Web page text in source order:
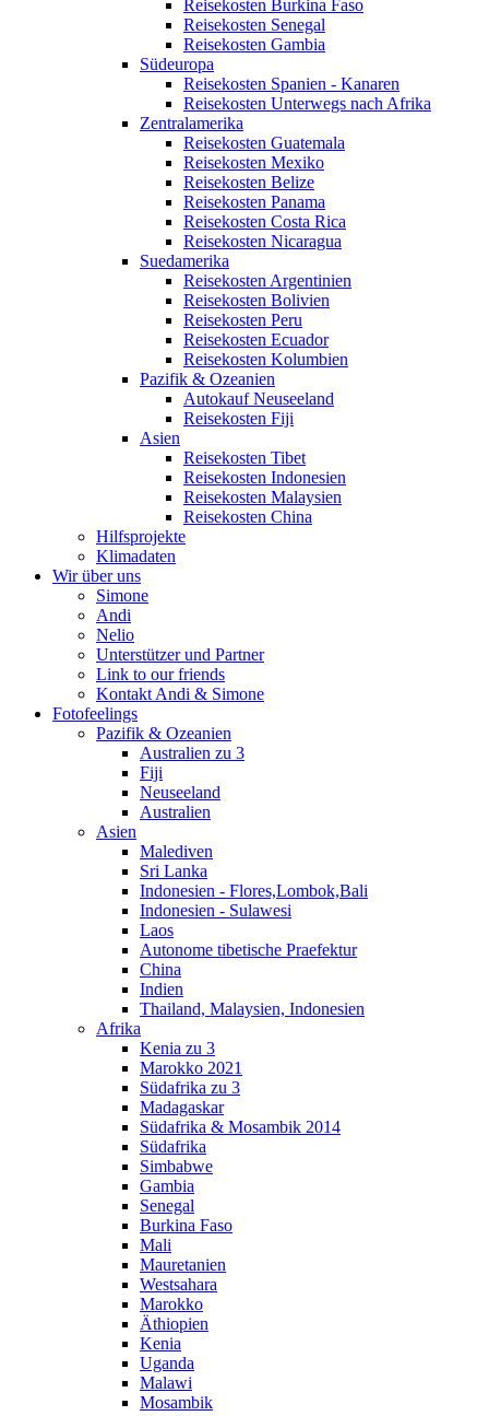
Reisekosten Burkina Faso
Reisekosten Senegal
Reisekosten Gambia
Südeuropa
Reisekosten Spanien - Kanaren
Reisekosten Unterwegs nach Afrika
Zentralamerika
Reisekosten Guatemala
Reisekosten Mexiko
Reisekosten Belize
Reisekosten Panama
Reisekosten Costa Rica
Reisekosten Nicaragua
Suedamerika
Reisekosten Argentinien
Reisekosten Bolivien
Reisekosten Peru
Reisekosten Ecuador
Reisekosten Kolumbien
Pazifik & Ozeanien
Autokauf Neuseeland
Reisekosten Fiji
Asien
Reisekosten Tibet
Reisekosten Indonesien
Reisekosten Malaysien
Reisekosten China
Hilfsprojekte
Klimadaten
Wir über uns
Simone
Andi
Nelio
Unterstützer und Partner
Link to our friends
Kontakt Andi & Simone
Fotofeelings
Pazifik & Ozeanien
Australien zu 3
Fiji
Neuseeland
Australien
Asien
Malediven
Sri Lanka
Indonesien - Flores,Lombok,Bali
Indonesien - Sulawesi
Laos
Autonome tibetische Praefektur
China
Indien
Thailand, Malaysien, Indonesien
Afrika
Kenia zu 3
Marokko 2021
Südafrika zu 3
Madagaskar
Südafrika & Mosambik 2014
Südafrika
Simbabwe
Gambia
Senegal
Burkina Faso
Mali
Mauretanien
Westsahara
Marokko
Äthiopien
Kenia
Uganda
Malawi
Mosambik